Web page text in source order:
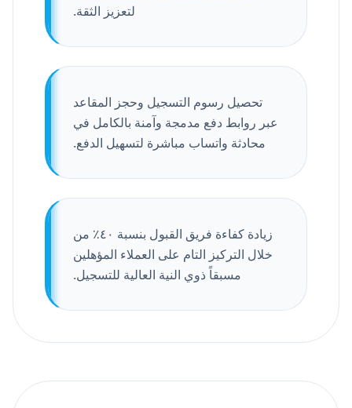
لتعزيز الثقة.
تحصيل رسوم التسجيل وحجز المقاعد
عبر روابط دفع مدمجة وآمنة بالكامل في
محادثة واتساب مباشرة لتسهيل الدفع.
زيادة كفاءة فريق القبول بنسبة ٤٠٪ من
خلال التركيز التام على العملاء المؤهلين
مسبقاً ذوي النية العالية للتسجيل.